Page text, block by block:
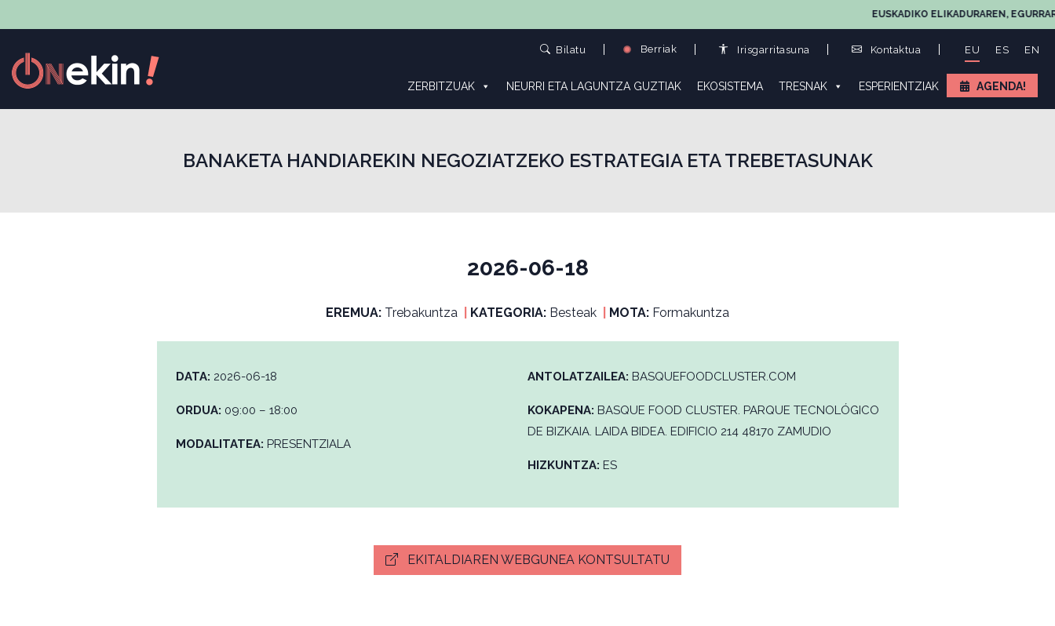
EUSKADIKO ELIKADURAREN, EGURRAREN
Bilatu Berriak Irisgarritasuna Kontaktua EU ES EN
ZERBITZUAK NEURRI ETA LAGUNTZA GUZTIAK EKOSISTEMA TRESNAK ESPERIENTZIAK AGENDA!
BANAKETA HANDIAREKIN NEGOZIATZEKO ESTRATEGIA ETA TREBETASUNAK
2026-06-18
EREMUA: Trebakuntza KATEGORIA: Besteak MOTA: Formakuntza
DATA: 2026-06-18
ORDUA: 09:00 – 18:00
MODALITATEA: PRESENTZIALA
ANTOLATZAILEA: BASQUEFOODCLUSTER.COM
KOKAPENA: BASQUE FOOD CLUSTER. PARQUE TECNOLÓGICO
DE BIZKAIA. LAIDA BIDEA. EDIFICIO 214 48170 ZAMUDIO
HIZKUNTZA: ES
EKITALDIAREN WEBGUNEA KONTSULTATU